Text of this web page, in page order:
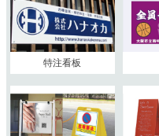
特注看板